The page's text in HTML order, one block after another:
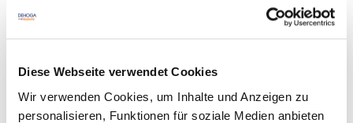
Diese Webseite verwendet Cookies
Wir verwenden Cookies, um Inhalte und Anzeigen zu
personalisieren, Funktionen für soziale Medien anbieten
Der Kurs am 18.03.2026 findet von 14:00 - 15:30 Uhr
statt.